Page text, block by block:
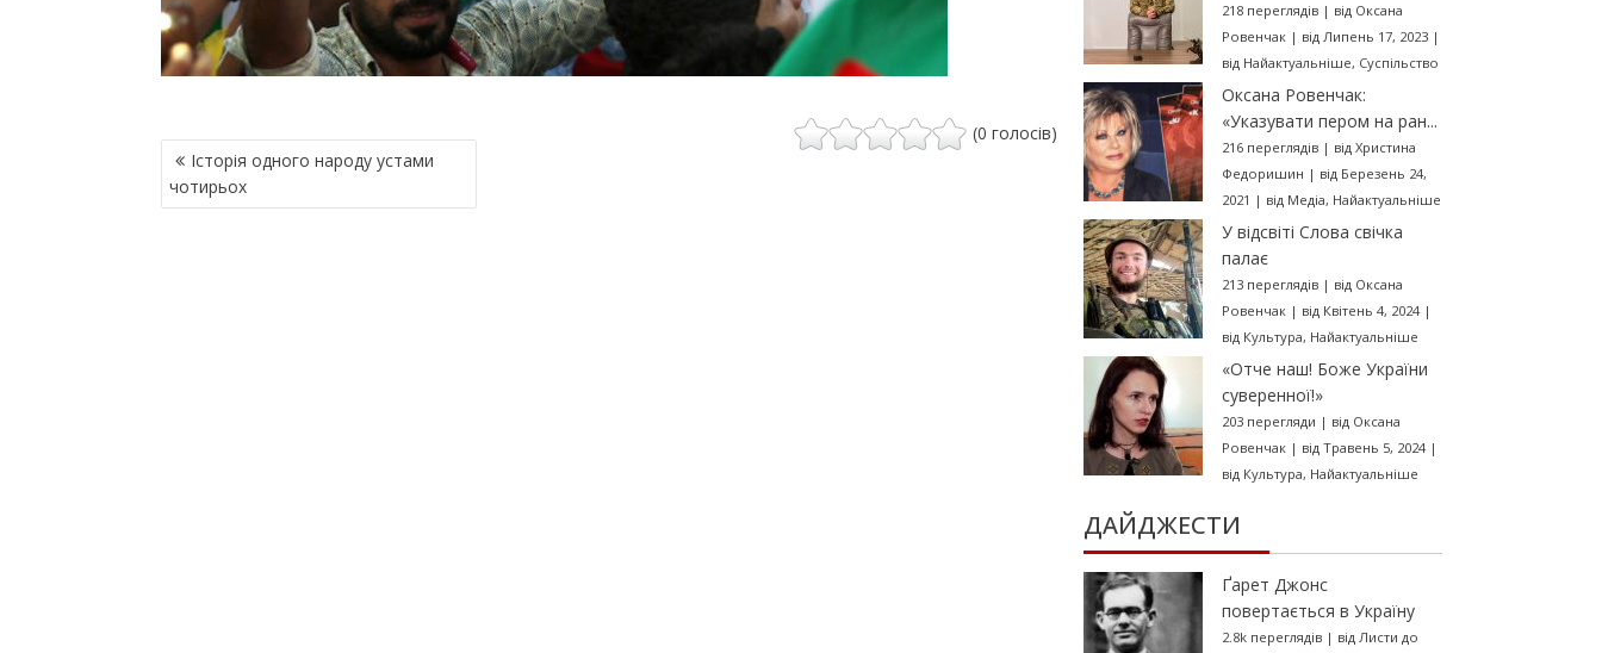
(0 голосів)
Н
А
В
Історія одного народу устами
чотирьох
218 переглядів| від Оксана
Ровенчак| від Липень 17, 2023|
від Найактуальніше, Суспільство
Оксана Ровенчак:
«Указувати пером на ран...
216 переглядів| від Христина
Федоришин | від Березень 24,
2021 | від Медіа, Найактуальніше
У відсвіті Слова свічка
палає
213 переглядів| від Оксана
Ровенчак| від Квітень 4, 2024|
від Культура, Найактуальніше
«Отче наш! Боже України
суверенної!»
203 перегляди | від Оксана
Ровенчак| від Травень 5, 2024|
від Культура, Найактуальніше
ДАЙДЖЕСТИ
Ґарет Джонс
повертається в Україну
2.8k переглядів| від Листи до